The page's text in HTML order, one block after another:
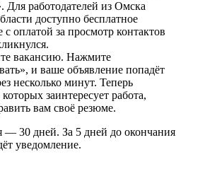
Для работодателей из Омска
доступно бесплатное
с оплатой за просмотр контактов
вакансию. Нажмите
и ваше объявление попадёт
несколько минут. Теперь
заинтересует работа,
вам своё резюме.
— 30 дней. За 5 дней до окончания
уведомление.